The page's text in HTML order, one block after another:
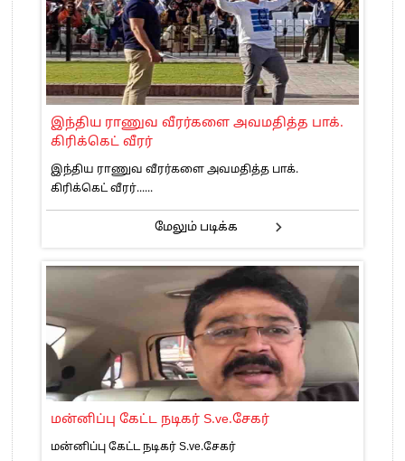
இந்திய ராணுவ வீரர்களை அவமதித்த பாக்.
கிரிக்கெட் வீரர்
இந்திய ராணுவ வீரர்களை அவமதித்த பாக்.
கிரிக்கெட் வீரர்......
மேலும் படிக்க
மன்னிப்பு கேட்ட நடிகர் S.ve.சேகர்
மன்னிப்பு கேட்ட நடிகர் S.ve.சேகர்